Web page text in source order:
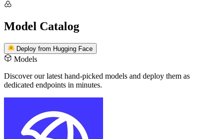
Model Catalog
Deploy from Hugging Face
Models
Discover our latest hand-picked models and deploy them as
dedicated endpoints in minutes.